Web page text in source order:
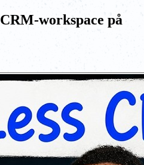
workspace på